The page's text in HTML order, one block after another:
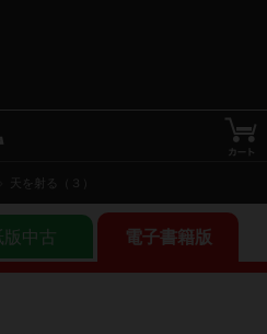
天を射る（３）
版中古 電子書籍版